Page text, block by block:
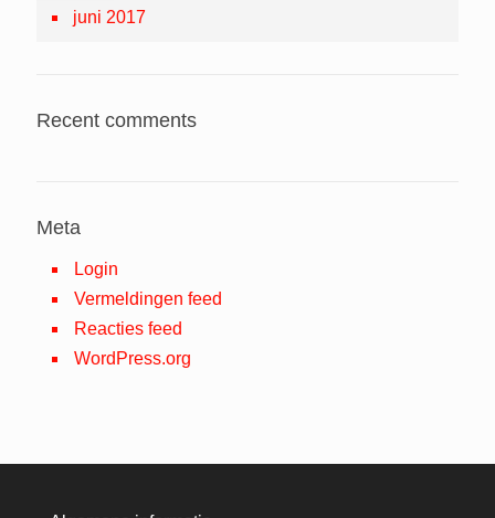
juni 2017
Recent comments
Meta
Login
Vermeldingen feed
Reacties feed
WordPress.org